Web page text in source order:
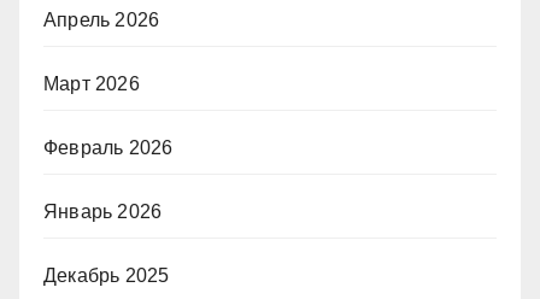
Апрель 2026
Март 2026
Февраль 2026
Январь 2026
Декабрь 2025